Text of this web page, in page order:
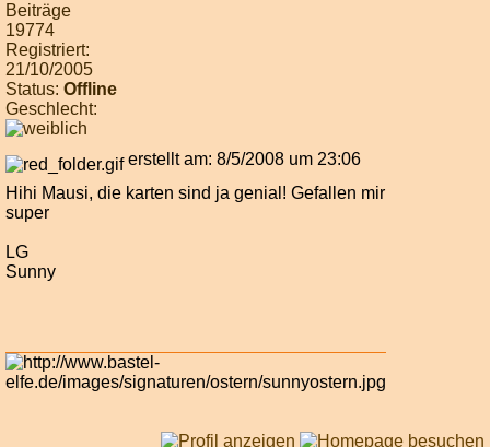
Beiträge
19774
Registriert:
21/10/2005
Status: Offline
Geschlecht:
erstellt am: 8/5/2008 um 23:06
Hihi Mausi, die karten sind ja genial! Gefallen mir
super
LG
Sunny